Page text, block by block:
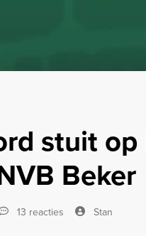
stuit
Beker
13 reacties Stan